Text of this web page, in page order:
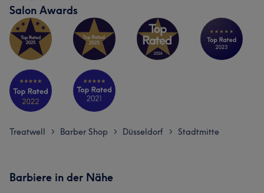
Salon Awards
Treatwell > Barber Shop > Düsseldorf > Stadtmitte
Barbiere in der Nähe